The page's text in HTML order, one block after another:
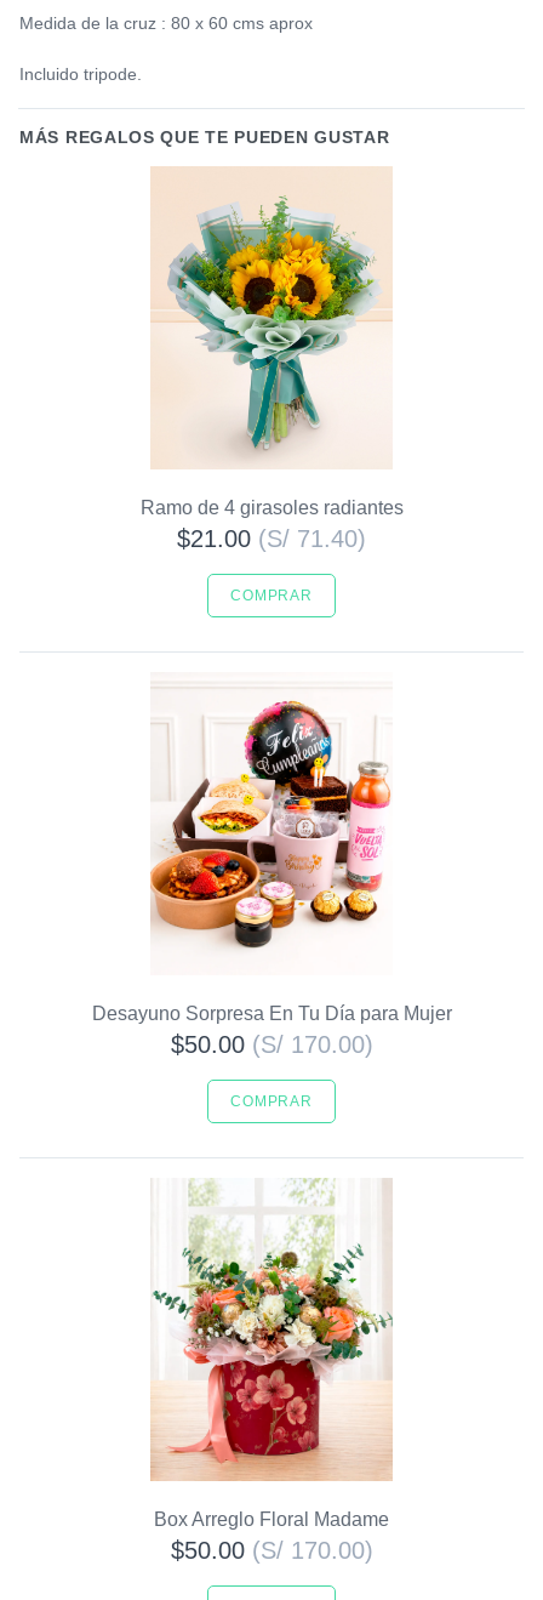
Medida de la cruz : 80 x 60 cms aprox
Incluido tripode.
MÁS REGALOS QUE TE PUEDEN GUSTAR
Ramo de 4 girasoles radiantes
$21.00 (S/ 71.40)
COMPRAR
Desayuno Sorpresa En Tu Día para Mujer
$50.00 (S/ 170.00)
COMPRAR
Box Arreglo Floral Madame
$50.00 (S/ 170.00)